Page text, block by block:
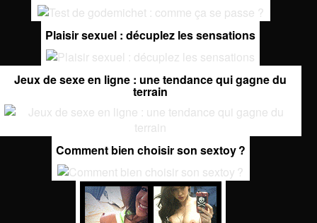
Plaisir sexuel : décuplez les sensations
Jeux de sexe en ligne : une tendance qui gagne du
terrain
Comment bien choisir son sextoy ?